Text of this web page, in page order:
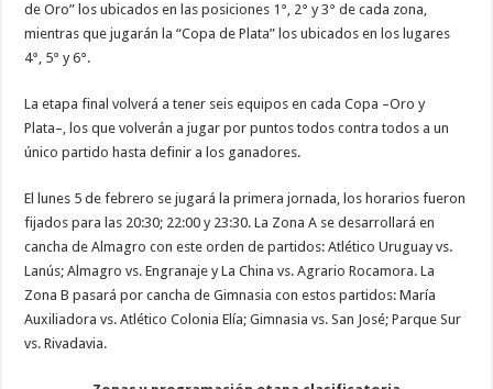
de Oro” los ubicados en las posiciones 1°, 2° y 3° de cada zona,
mientras que jugarán la “Copa de Plata” los ubicados en los lugares
4°, 5° y 6°.
La etapa final volverá a tener seis equipos en cada Copa –Oro y
Plata–, los que volverán a jugar por puntos todos contra todos a un
único partido hasta definir a los ganadores.
El lunes 5 de febrero se jugará la primera jornada, los horarios fueron
fijados para las 20:30; 22:00 y 23:30. La Zona A se desarrollará en
cancha de Almagro con este orden de partidos: Atlético Uruguay vs.
Lanús; Almagro vs. Engranaje y La China vs. Agrario Rocamora. La
Zona B pasará por cancha de Gimnasia con estos partidos: María
Auxiliadora vs. Atlético Colonia Elía; Gimnasia vs. San José; Parque Sur
vs. Rivadavia.